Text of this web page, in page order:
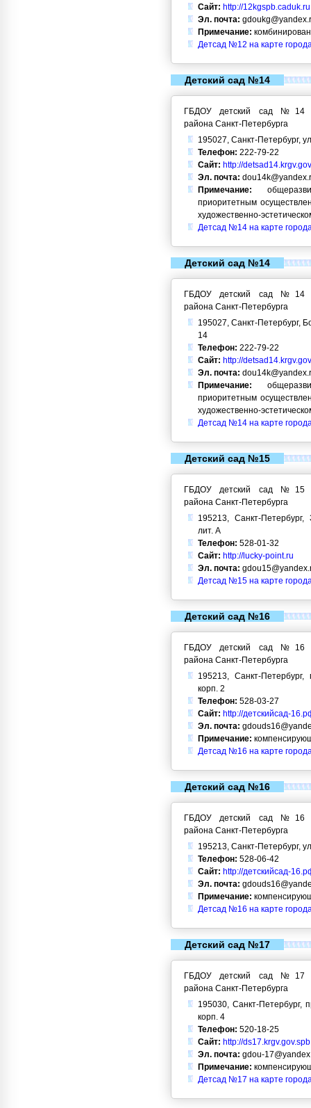
Сайт: http://12kgspb.caduk.ru
Эл. почта:
Примечание:
Детсад №12 на карте
Детский сад №14
ГБДОУ детский сад №14
района Санкт-Петербурга
195027, Санкт-Петербург,
Телефон: 222-79-22
Сайт: http://
Эл. почта:
Примечание:
приоритетным
художественно-
Детсад №14 на карте
Детский сад №14
ГБДОУ детский сад №14
района Санкт-Петербурга
195027, Санкт-Петербург,
14
Телефон: 222-79-22
Сайт: http://
Эл. почта:
Примечание:
приоритетным
художественно-
Детсад №14 на карте
Детский сад №15
ГБДОУ детский сад №15
района Санкт-Петербурга
195213, Санкт-
лит. А
Телефон: 528-01-32
Сайт: http://lucky-point.ru
Эл. почта:
Детсад №15 на карте
Детский сад №16
ГБДОУ детский сад №16
района Санкт-Петербурга
195213, Санкт-
корп. 2
Телефон: 528-03-27
Сайт: http://детскийсад-
Эл. почта:
Примечание:
Детсад №16 на карте
Детский сад №16
ГБДОУ детский сад №16
района Санкт-Петербурга
195213, Санкт-Петербург,
Телефон: 528-06-42
Сайт: http://детскийсад-
Эл. почта:
Примечание:
Детсад №16 на карте
Детский сад №17
ГБДОУ детский сад №17
района Санкт-Петербурга
195030, Санкт-Петербург,
корп. 4
Телефон: 520-18-25
Сайт: http://
Эл. почта: gdou-
Примечание:
Детсад №17 на карте